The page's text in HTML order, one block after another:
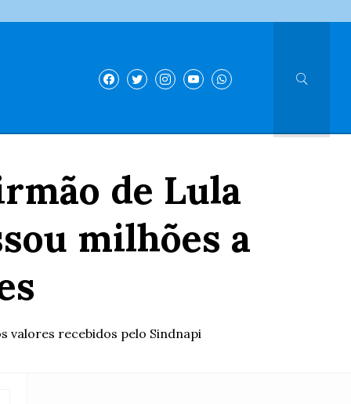
de Lula
milhões a
valores recebidos pelo Sindnapi